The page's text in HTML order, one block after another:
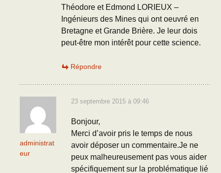
Théodore et Edmond LORIEUX –
Ingénieurs des Mines qui ont oeuvré en
Bretagne et Grande Brière. Je leur dois
peut-être mon intérêt pour cette science.
Répondre
administrat
eur
23 septembre 2015 à 09:46
Bonjour,
Merci d’avoir pris le temps de nous
avoir déposer un commentaire.Je ne
peux malheureusement pas vous aider
spécifiquement sur la problématique lié